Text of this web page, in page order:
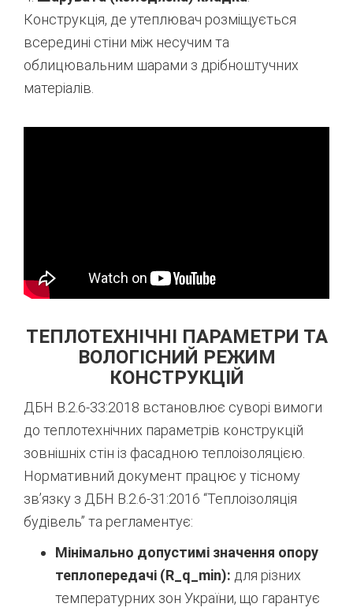
Конструкція, де утеплювач розміщується
всередині стіни між несучим та
облицювальним шарами з дрібноштучних
матеріалів.
ТЕПЛОТЕХНІЧНІ ПАРАМЕТРИ ТА
ВОЛОГІСНИЙ РЕЖИМ
КОНСТРУКЦІЙ
ДБН В.2.6-33:2018 встановлює суворі вимоги
до теплотехнічних параметрів конструкцій
зовнішніх стін із фасадною теплоізоляцією.
Нормативний документ працює у тісному
зв’язку з ДБН В.2.6-31:2016 “Теплоізоляція
будівель” та регламентує:
Мінімально допустимі значення опору
теплопередачі (R_q_min): для різних
температурних зон України, що гарантує